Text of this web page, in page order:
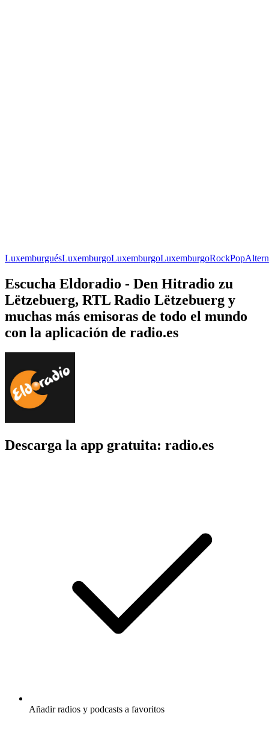
LuxemburguésLuxemburgoLuxemburgoLuxemburgoRockPop
Escucha Eldoradio - Den Hitradio zu
Lëtzebuerg, RTL Radio Lëtzebuerg y
muchas más emisoras de todo el mundo
con la aplicación de radio.es
Descarga la app gratuita: radio.es
Añadir radios y podcasts a favoritos